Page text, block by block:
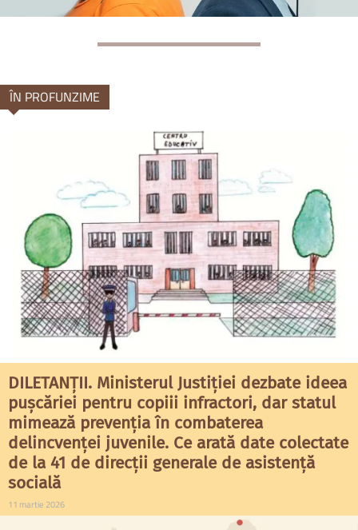
ÎN PROFUNZIME
DILETANȚII. Ministerul Justiției dezbate ideea
pușcăriei pentru copiii infractori, dar statul
mimează prevenția în combaterea
delincvenței juvenile. Ce arată date colectate
de la 41 de direcții generale de asistență
socială
11 martie 2026